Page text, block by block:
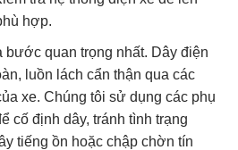
hợp.
bước quan trọng nhất. Dây điện
luồn lách cẩn thận qua các
xe. Chúng tôi sử dụng các phụ
cố định dây, tránh tình trạng
tiếng ồn hoặc chập chờn tín